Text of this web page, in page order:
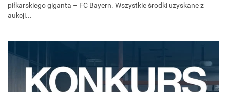
piłkarskiego giganta – FC Bayern. Wszystkie środki uzyskane z
aukcji...